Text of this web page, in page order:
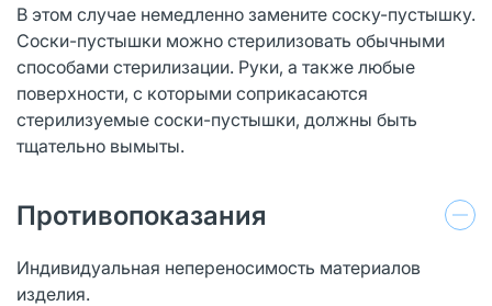
В этом случае немедленно замените соску-пустышку.
Соски-пустышки можно стерилизовать обычными
способами стерилизации. Руки, а также любые
поверхности, с которыми соприкасаются
стерилизуемые соски-пустышки, должны быть
тщательно вымыты.
Противопоказания
Индивидуальная непереносимость материалов
изделия.